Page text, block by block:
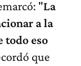
"La
a la
todo eso
que